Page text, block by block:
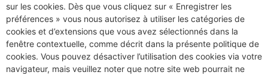
sur les cookies. Dès que vous cliquez sur « Enregistrer les
préférences » vous nous autorisez à utiliser les catégories de
cookies et d’extensions que vous avez sélectionnés dans la
fenêtre contextuelle, comme décrit dans la présente politique de
cookies. Vous pouvez désactiver l’utilisation des cookies via votre
navigateur, mais veuillez noter que notre site web pourrait ne